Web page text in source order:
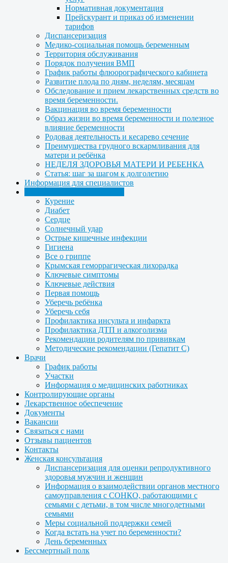
Нормативная документация
Прейскурант и приказ об изменении
тарифов
Диспансеризация
Медико-социальная помощь беременным
Территория обслуживания
Порядок получения ВМП
График работы флюорографического кабинета
Развитие плода по дням, неделям, месяцам
Обследование и прием лекарственных средств во
время беременности.
Вакцинация во время беременности
Образ жизни во время беременности и полезное
влияние беременности
Родовая деятельность и кесарево сечение
Преимущества грудного вскармливания для
матери и ребёнка
НЕДЕЛЯ ЗДОРОВЬЯ МАТЕРИ И РЕБЕНКА
Статья: шаг за шагом к долголетию
Информация для специалистов
Курение
Диабет
Сердце
Солнечный удар
Острые кишечные инфекции
Гигиена
Все о гриппе
Крымская геморрагическая лихорадка
Ключевые симптомы
Ключевые действия
Первая помощь
Уберечь ребёнка
Уберечь себя
Профилактика инсульта и инфаркта
Профилактика ДТП и алкоголизма
Рекомендации родителям по прививкам
Методические рекомендации (Гепатит С)
Врачи
График работы
Участки
Информация о медицинских работниках
Контролирующие органы
Лекарственное обеспечение
Документы
Вакансии
Связаться с нами
Отзывы пациентов
Контакты
Женская консультация
Диспансеризация для оценки репродуктивного
здоровья мужчин и женщин
Информация о взаимодействии органов местного
самоуправления с СОНКО, работающими с
семьями с детьми, в том числе многодетными
семьями
Меры социальной поддержки семей
Когда встать на учет по беременности?
День беременных
Бессмертный полк